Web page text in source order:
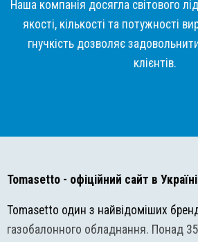
Наша компанія досягла світового
якості, кількості та потужності
гнучкість дозволяє
клієнтів.
Tomasetto - офіційний сайт в Україні
Tomasetto один з найвідоміших
газобалонного обладнання. Понад 35